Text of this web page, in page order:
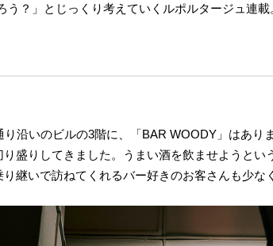
う？」とじっくり考えていくルポルタージュ連
沿いのビルの3階に、「BAR WOODY」はあり
盛りしてきました。うまい酒を飲ませようと
継いで訪ねてくれるバー好きのお客さんも少な